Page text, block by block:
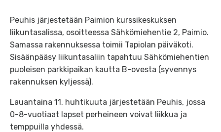
Peuhis järjestetään Paimion kurssikeskuksen
liikuntasalissa, osoitteessa Sähkömiehentie 2, Paimio.
Samassa rakennuksessa toimii Tapiolan päiväkoti.
Sisäänpääsy liikuntasaliin tapahtuu Sähkömiehentien
puoleisen parkkipaikan kautta B-ovesta (syvennys
rakennuksen kyljessä).
Lauantaina 11. huhtikuuta järjestetään Peuhis, jossa
0-8-vuotiaat lapset perheineen voivat liikkua ja
temppuilla yhdessä.